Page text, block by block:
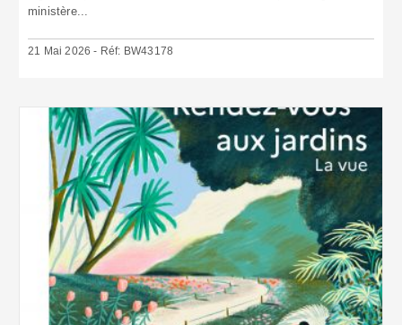
ministère...
21 Mai 2026 - Réf: BW43178